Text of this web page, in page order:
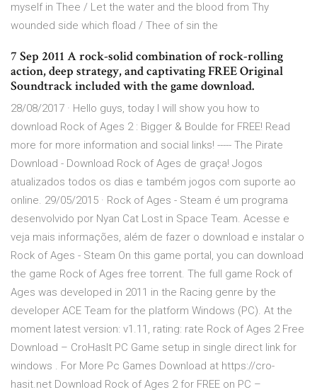
myself in Thee / Let the water and the blood from Thy
wounded side which fload / Thee of sin the
7 Sep 2011 A rock-solid combination of rock-rolling
action, deep strategy, and captivating FREE Original
Soundtrack included with the game download.
28/08/2017 · Hello guys, today I will show you how to
download Rock of Ages 2 : Bigger & Boulde for FREE! Read
more for more information and social links! ----- The Pirate
Download - Download Rock of Ages de graça! Jogos
atualizados todos os dias e também jogos com suporte ao
online. 29/05/2015 · Rock of Ages - Steam é um programa
desenvolvido por Nyan Cat Lost in Space Team. Acesse e
veja mais informações, além de fazer o download e instalar o
Rock of Ages - Steam On this game portal, you can download
the game Rock of Ages free torrent. The full game Rock of
Ages was developed in 2011 in the Racing genre by the
developer ACE Team for the platform Windows (PC). At the
moment latest version: v1.11, rating: rate Rock of Ages 2 Free
Download – CroHasIt PC Game setup in single direct link for
windows . For More Pc Games Download at https://cro-
hasit.net Download Rock of Ages 2 for FREE on PC –